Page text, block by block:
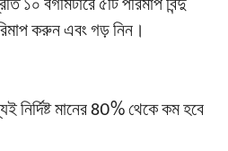
করুন এবং গড় নিন।
মানের 80% থেকে কম হবে